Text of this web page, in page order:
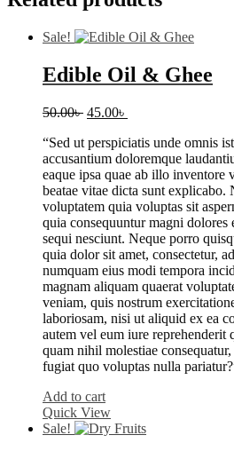
Sale!
Edible Oil & Ghee
50.00৳ Original
was:
50.00৳ .
45.00৳
is:
45.00৳ .
“Sed ut perspiciatis unde omnis
accusantium doloremque
eaque ipsa quae ab illo inventore
beatae vitae dicta sunt explicabo.
voluptatem quia voluptas sit
quia consequuntur magni dolores
sequi nesciunt. Neque porro
quia dolor sit amet, consectetur,
numquam eius modi tempora
magnam aliquam quaerat
veniam, quis nostrum
laboriosam, nisi ut aliquid ex ea
autem vel eum iure reprehenderit
quam nihil molestiae
fugiat quo voluptas nulla
Add to cart
Quick View
Sale!